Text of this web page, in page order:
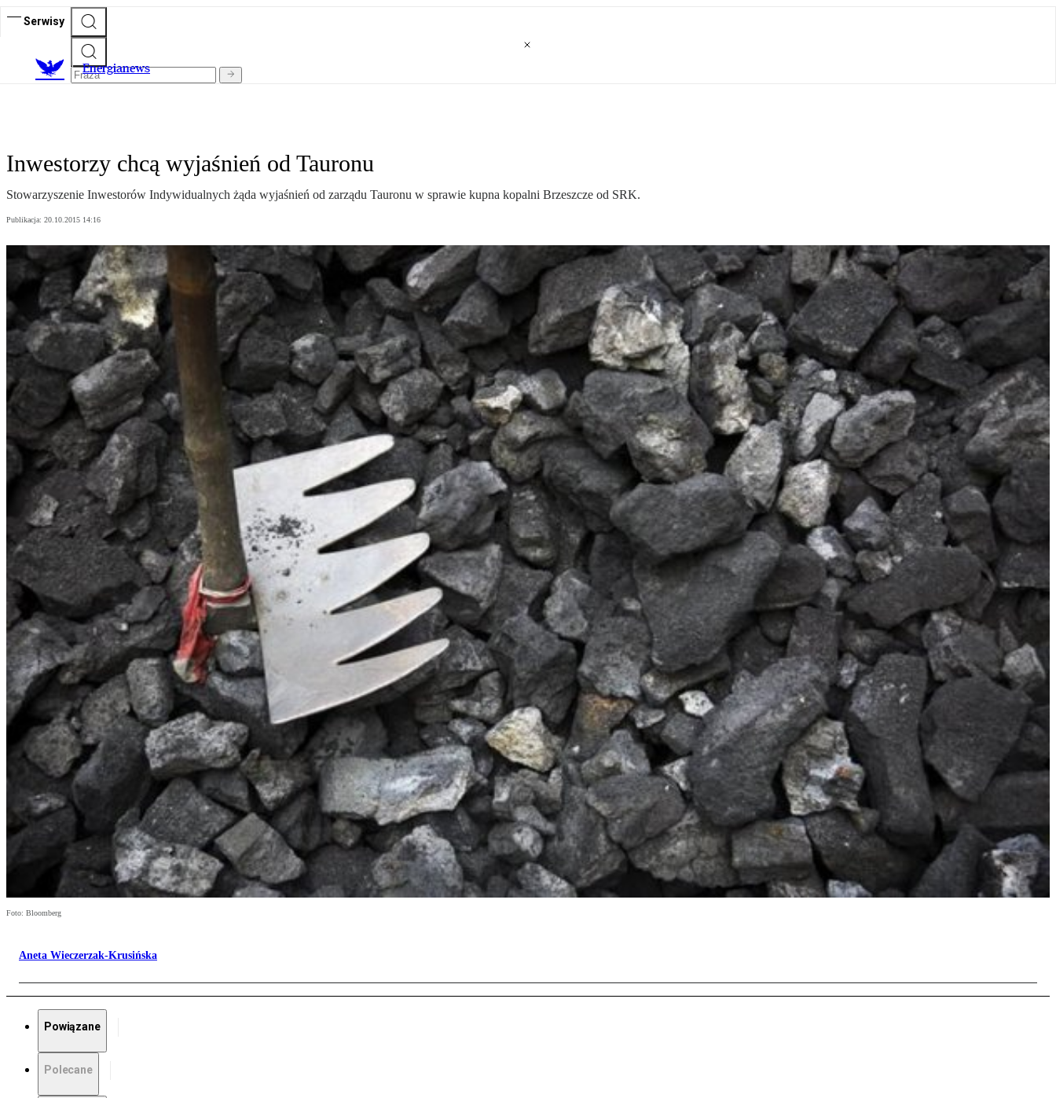
Serwisy
Energianews
Inwestorzy chcą wyjaśnień od Tauronu
Stowarzyszenie Inwestorów Indywidualnych żąda wyjaśnień od zarządu Tauronu w sprawie kupna kopalni Brzeszcze od SRK.
Publikacja: 20.10.2015 14:16
Foto: Bloomberg
Aneta Wieczerzak-Krusińska
Powiązane
Polecane